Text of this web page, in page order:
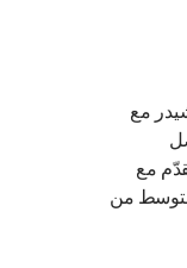
مع
مع
من